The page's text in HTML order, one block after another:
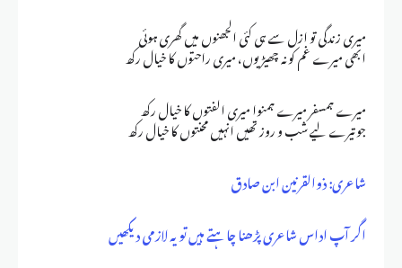
میری زندگی تو ازل سے ہی کئی الجھنوں میں گھری ہوئی
ابھی میرے غم کو نہ چھیڑ یوں، میری راحتوں کا خیال رکھ
میرے ہمسفر میرے ہمنوا میری الفتوں کا خیال رکھ
جو تیرے لیے شب و روز تھیں انہیں محنتوں کا خیال رکھ
شاعری: ذوالقرنین ابن صادق
اگر آپ اداس شاعری پڑھنا چاہتے ہیں تو یہ لازمی دیکھیں